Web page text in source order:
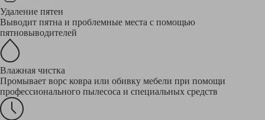
Удаление пятен
Выводит пятна и проблемные места с помощью
пятновыводителей
Влажная чистка
Промывает ворс ковра или обивку мебели при помощи
профессионального пылесоса и специальных средств